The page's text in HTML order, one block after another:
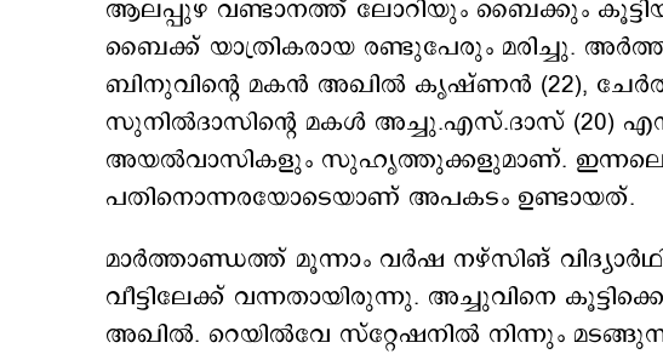
ആലപ്പുഴ വണ്ടാനത്ത് ലോറിയും ബൈക്കും
ബൈക്ക് യാത്രികരായ രണ്ടുപേരും മരിച്ചു.
ബിനുവിന്‍റെ മകന്‍ അഖില്‍ കൃഷ്ണന്‍ (22),
സുനില്‍ദാസിന്‍റെ മകള്‍ അച്ചു.എസ്.ദാസ് (20)
അയല്‍വാസികളും സുഹൃത്തുക്കളുമാണ്. ഇന്നലെ
പതിനൊന്നരയോടെയാണ് അപകടം ഉണ്ടായത്.
മാര്‍ത്താണ്ഡത്ത് മൂന്നാം വര്‍ഷ നഴ്സിങ്
വീട്ടിലേക്ക് വന്നതായിരുന്നു. അച്ചുവിനെ
അഖില്‍. റെയില്‍വേ സ്റ്റേഷനില്‍ നിന്നും